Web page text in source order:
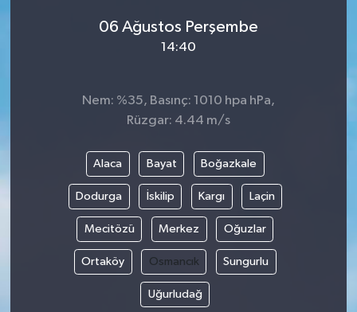
06 Ağustos Perşembe
14:40
Nem: %35, Basınç: 1010 hpa hPa,
Rüzgar: 4.44 m/s
Alaca Bayat Boğazkale
Dodurga İskilip Kargı Laçin
Mecitözü Merkez Oğuzlar
Ortaköy Osmancık Sungurlu
Uğurludağ